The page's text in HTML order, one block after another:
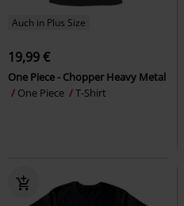
Auch in Plus Size
19,99 €
One Piece - Chopper Heavy Metal
One Piece
T-Shirt